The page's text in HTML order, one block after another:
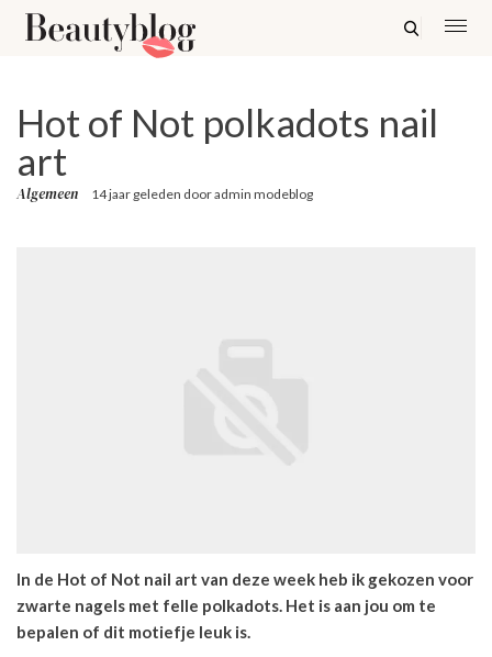
Hot of Not polkadots nail
art
Algemeen 14 jaar geleden dooradmin modeblog
In de Hot of Not nail art van deze week heb ik gekozen voor
zwarte nagels met felle polkadots. Het is aan jou om te
bepalen of dit motiefje leuk is.